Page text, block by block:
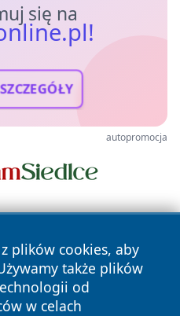
się na
autopromocja
plików cookies, aby
także plików
od
w celach
Wszystkie prawa